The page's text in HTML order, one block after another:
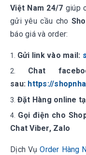
Việt Nam 24/7 giúp
gửi yêu cầu cho
báo giá và order:
Gửi link vào mail:
Chat
sau: https://
Đặt Hàng online
Gọi điện cho
Chat Viber, Zalo
Dịch VụOrder Hàng